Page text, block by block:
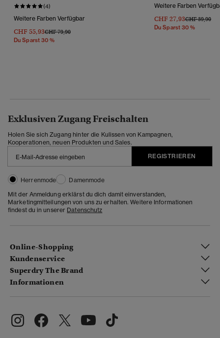
(4)
Weitere Farben Verfügbar
CHF 55,93Preis Wurde Reduziert Von
CHF 79,90Bis
Du Sparst 30 %
Weitere Farben
CHF 27,93Preis Wurde
CHF 39,90Bis
Du Sparst 30 %
Exklusiven Zugang Freischalten
Holen Sie sich Zugang hinter die Kulissen von Kampagnen,
Kooperationen, neuen Produkten und Sales.
REGISTRIEREN
Herrenmode
Damenmode
Mit der Anmeldung erklärst du dich damit einverstanden,
Marketingmitteilungen von uns zu erhalten. Weitere Informationen
findest du in unserer Datenschutz
Online-Shopping
Kundenservice
Superdry The Brand
Informationen